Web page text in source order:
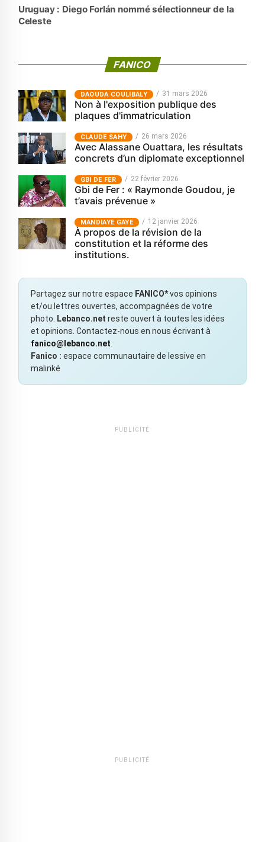
Uruguay : Diego Forlán nommé sélectionneur de la
Celeste
FANICO
‎DAOUDA COULIBALY 31 mars 2026
Non à l'exposition publique des
plaques d'immatriculation
CLAUDE SAHY 26 mars 2026
Avec Alassane Ouattara, les résultats
concrets d’un diplomate exceptionnel
GBI DE FER 22 février 2026
Gbi de Fer : « Raymonde Goudou, je
t’avais prévenue »
MANDIAYE GAYE 12 janvier 2026
À propos de la révision de la
constitution et la réforme des
institutions.
Partagez sur notre espace FANICO*vos opinions
et/ou lettres ouvertes, accompagnées de votre
photo.
Lebanco.net reste ouvert à toutes les idées
et opinions. Contactez-nous en nous écrivant à
fanico@lebanco.net
Fanico : espace communautaire de lessive en
malinké
PUBLICITÉ
PUBLICITÉ